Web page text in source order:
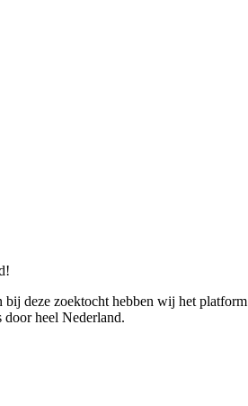
bij deze zoektocht hebben wij het platform
door heel Nederland.